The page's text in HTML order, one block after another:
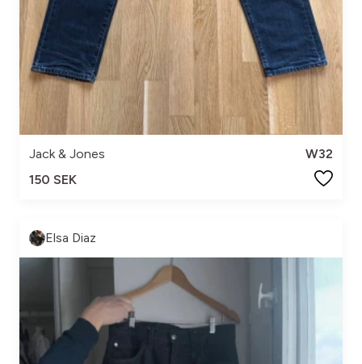
Jack & Jones
W32
150 SEK
Elsa Diaz